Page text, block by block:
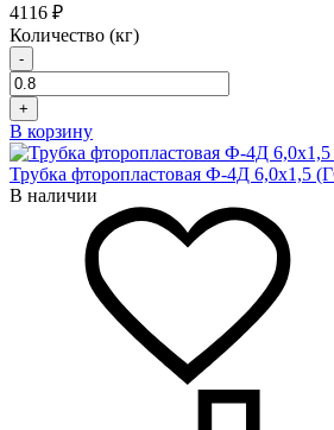
4116 ₽
Количество (кг)
-
+
В корзину
Трубка фторопластовая Ф-4Д 6,0x1,5
В наличии